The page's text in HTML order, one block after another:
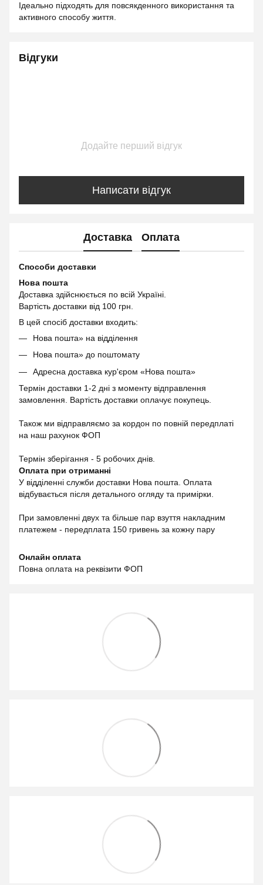
Ідеально підходять для повсякденного використання та
активного способу життя.
Відгуки
Додайте перший відгук
Написати відгук
Доставка Оплата
Способи доставки
Нова пошта
Доставка здійснюється по всій Україні.
Вартість доставки від 100 грн.
В цей спосіб доставки входить:
Нова пошта» на відділення
Нова пошта» до поштомату
Адресна доставка кур'єром «Нова пошта»
Термін доставки 1-2 дні з моменту відправлення
замовлення. Вартість доставки оплачує покупець.
Також ми відправляємо за кордон по повній передплаті
на наш рахунок ФОП
Термін зберігання - 5 робочих днів.
Оплата при отриманні
У відділенні служби доставки Нова пошта. Оплата
відбувається після детального огляду та примірки.
При замовленні двух та більше пар взуття накладним
платежем - передплата 150 гривень за кожну пару
Онлайн оплата
Повна оплата на реквізити ФОП